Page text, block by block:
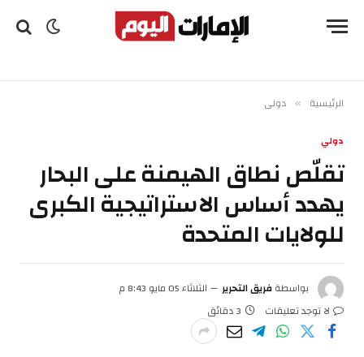
الرئيسية » دولي
دولي
تقلّص نطاق الهيمنة على البحار
يهدد أساس الاستراتيجية الكبرى
للولايات المتحدة
بواسطةفريق التحرير
الثلاثاء 05 مايو 8:43 م
لا توجد تعليقات
3 دقائق